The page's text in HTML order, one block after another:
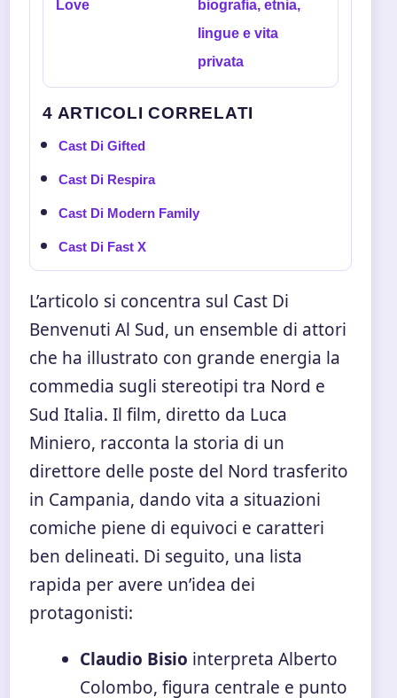
Love
biografia, etnia,
lingue e vita
privata
4 ARTICOLI CORRELATI
Cast Di Gifted
Cast Di Respira
Cast Di Modern Family
Cast Di Fast X
L’articolo si concentra sul Cast Di
Benvenuti Al Sud, un ensemble di attori
che ha illustrato con grande energia la
commedia sugli stereotipi tra Nord e
Sud Italia. Il film, diretto da Luca
Miniero, racconta la storia di un
direttore delle poste del Nord trasferito
in Campania, dando vita a situazioni
comiche piene di equivoci e caratteri
ben delineati. Di seguito, una lista
rapida per avere un’idea dei
protagonisti:
Claudio Bisio interpreta Alberto
Colombo, figura centrale e punto